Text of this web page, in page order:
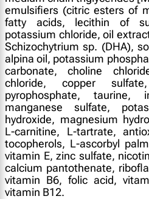
emulsifiers (citric esters of
fatty acids, lecithin of
potassium chloride, oil
Schizochytrium sp. (DHA),
alpina oil, potassium
carbonate, choline
chloride, copper
pyrophosphate, taurine,
manganese sulfate,
hydroxide, magnesium
L-carnitine, L-tartrate,
tocopherols, L-ascorbyl
vitamin E, zinc sulfate,
calcium pantothenate,
vitamin B6, folic acid,
vitamin B12.